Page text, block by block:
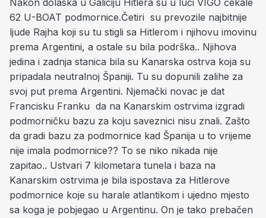
Nakon dolaska u Galiciju Hitlera su u luci VIGO čekale
62 U-BOAT podmornice.Četiri su prevozile najbitnije
ljude Rajha koji su tu stigli sa Hitlerom i njihovu imovinu
prema Argentini, a ostale su bila podrška.. Njihova
jedina i zadnja stanica bila su Kanarska ostrva koja su
pripadala neutralnoj Španiji. Tu su dopunili zalihe za
svoj put prema Argentini. Njemački novac je dat
Francisku Franku da na Kanarskim ostrvima izgradi
podmorničku bazu za koju saveznici nisu znali. Zašto
da gradi bazu za podmornice kad Španija u to vrijeme
nije imala podmornice?? To se niko nikada nije
zapitao.. Ustvari 7 kilometara tunela i baza na
Kanarskim ostrvima je bila ispostava za Hitlerove
podmornice koje su harale atlantikom i ujedno mjesto
sa koga je pobjegao u Argentinu. On je tako prebačen